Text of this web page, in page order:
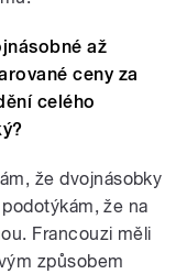
až
ceny za
celého
že dvojnásobky
že na
Francouzi měli
způsobem